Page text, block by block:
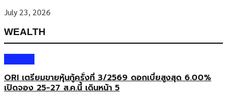
July 23, 2026
WEALTH
ORI เตรียมขายหุ้นกู้ครั้งที่ 3/2569 ดอกเบี้ยสูงสุด 6.00%
เปิดจอง 25-27 ส.ค.นี้ เดินหน้า 5